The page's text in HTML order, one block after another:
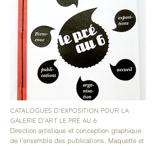
CATALOGUES D'EXPOSITION POUR LA
GALERIE D'ART LE PRÉ AU 6
Direction artistique et conception graphique
de l'ensemble des publications. Maquette et